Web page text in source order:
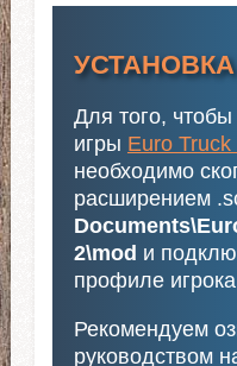
Для того,
игры Euro
необходимо
расширением
2\mod и
профиле
Рекомендуем
руководством